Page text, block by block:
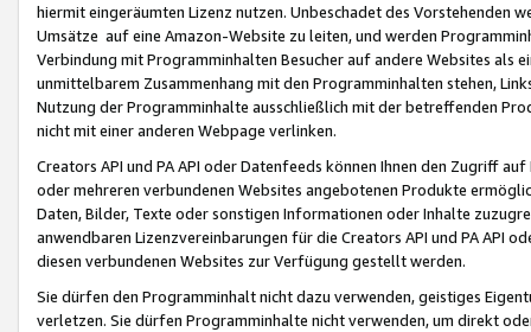
hiermit eingeräumten Lizenz nutzen. Unbeschadet des Vorstehenden
Umsätze auf eine Amazon-Website zu leiten, und werden
Verbindung mit Programminhalten Besucher auf andere Websites als
unmittelbarem Zusammenhang mit den Programminhalten stehen,
Nutzung der Programminhalte ausschließlich mit der betreffenden
nicht mit einer anderen Webpage verlinken.
Creators API und PA API oder Datenfeeds können Ihnen den Zugriff
oder mehreren verbundenen Websites angebotenen Produkte
Daten, Bilder, Texte oder sonstigen Informationen oder Inhalte
anwendbaren Lizenzvereinbarungen für die Creators API und PA API
diesen verbundenen Websites zur Verfügung gestellt werden.
Sie dürfen den Programminhalt nicht dazu verwenden, geistiges
verletzen. Sie dürfen Programminhalte nicht verwenden, um direkt